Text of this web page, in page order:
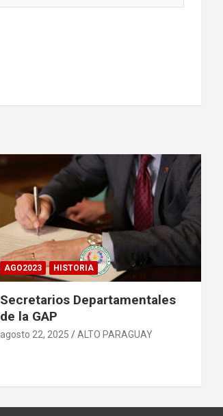
AGO2023 HISTORIA
Secretarios Departamentales
de la GAP
agosto 22, 2025 ALTO PARAGUAY